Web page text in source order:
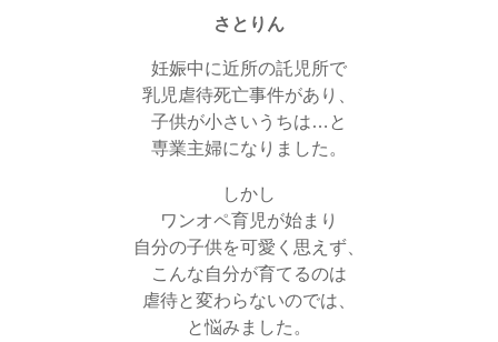
さとりん
妊娠中に近所の託児所で
乳児虐待死亡事件があり、
子供が小さいうちは…と
専業主婦になりました。
しかし
ワンオペ育児が始まり
自分の子供を可愛く思えず、
こんな自分が育てるのは
虐待と変わらないのでは、
と悩みました。